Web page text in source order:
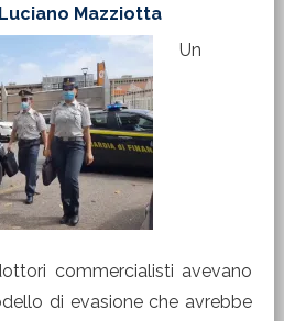
Luciano Mazziotta
Un
commercialisti avevano
di evasione che avrebbe